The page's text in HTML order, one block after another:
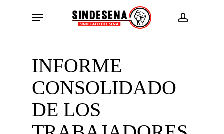
account
Menu
INFORME
CONSOLIDADO
DE LOS